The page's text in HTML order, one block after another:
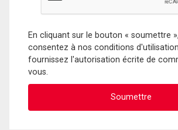
En cliquant sur le bouton « soumettre
consentez à nos conditions
fournissez l'autorisation écrite de
vous.